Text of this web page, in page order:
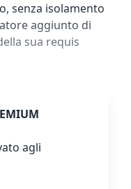
senza isolamento
aggiunto di
sua requis
agli